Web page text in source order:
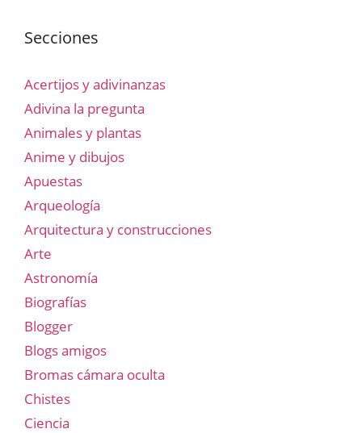
Secciones
Acertijos y adivinanzas
Adivina la pregunta
Animales y plantas
Anime y dibujos
Apuestas
Arqueología
Arquitectura y construcciones
Arte
Astronomía
Biografías
Blogger
Blogs amigos
Bromas cámara oculta
Chistes
Ciencia